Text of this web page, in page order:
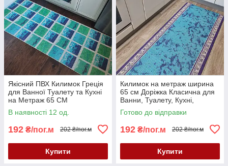
Якісний ПВХ Килимок Греція
для Ванної Туалету та Кухні
на Метраж 65 СМ
В наявності 12 од.
192 ₴/пог.м 202 ₴/пог.м
Купити
Килимок на метраж ширина
65 см Доріжка Класична для
Ванни, Туалету, Кухні,
Коридору Аквамат
Готово до відправки
192 ₴/пог.м 202 ₴/пог.м
Купити